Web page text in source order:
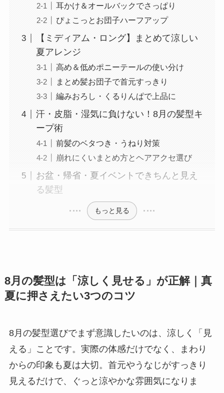
耳かけ＆オールバックでさっぱり
ぴょこっとお団子ハーフアップ
【ミディアム・ロング】まとめて涼しい
夏アレンジ
高め＆低めポニーテールの使い分け
まとめ髪お団子で首元すっきり
編みおろし・くるりんぱで上品に
汗・皮脂・湿気に負けない！8月の髪型キ
ープ術
前髪のベタつき・うねり対策
崩れにくいまとめ方とヘアアクセ選び
お盆・帰省・夏イベントできちんと見え
る髪型
もっと見る
8月の髪型は「涼しく見せる」が正解｜真
夏に押さえたい3つのコツ
8月の髪型選びでまず意識したいのは、涼しく「見
える」ことです。実際の体感だけでなく、まわり
からの印象も夏は大切。首元やうなじがすっきり
見えるだけで、ぐっと涼やかな雰囲気になりま